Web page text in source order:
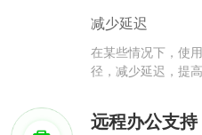
减少延迟
在某些情况下，使
径，减少延迟，提高
远程办公支持